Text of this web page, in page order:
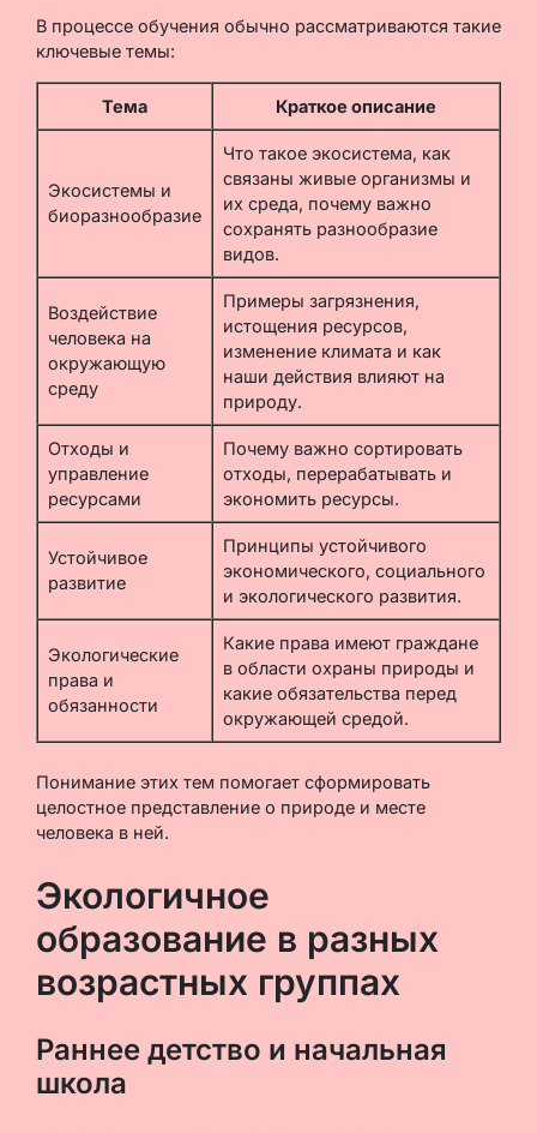
В процессе обучения обычно рассматриваются такие
ключевые темы:
Тема Краткое описание
Экосистемы и
биоразнообразие
Что такое экосистема, как
связаны живые организмы и
их среда, почему важно
сохранять разнообразие
видов.
Воздействие
человека на
окружающую
среду
Примеры загрязнения,
истощения ресурсов,
изменение климата и как
наши действия влияют на
природу.
Отходы и
управление
ресурсами
Почему важно сортировать
отходы, перерабатывать и
экономить ресурсы.
Устойчивое
развитие
Принципы устойчивого
экономического, социального
и экологического развития.
Экологические
права и
обязанности
Какие права имеют граждане
в области охраны природы и
какие обязательства перед
окружающей средой.
Понимание этих тем помогает сформировать
целостное представление о природе и месте
человека в ней.
Экологичное
образование в разных
возрастных группах
Раннее детство и начальная
школа